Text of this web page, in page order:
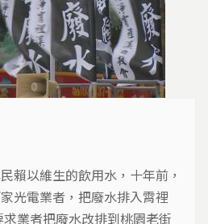
賴以維生的飲用水，十年前，
光電業者，把廢水排入霄裡
業者把廢水改排到桃園老街